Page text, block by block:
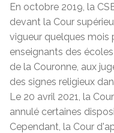
En octobre 2019, la
devant la Cour
vigueur quelques
enseignants des
de la Couronne, aux
des signes religieux
Le 20 avril 2021, la
annulé certaines
Cependant, la Cour